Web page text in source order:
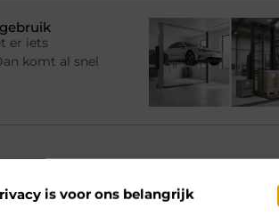
is voor ons belangrijk
er iets
komt al snel